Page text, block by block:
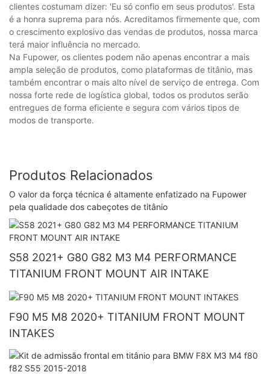
clientes costumam dizer: 'Eu só confio em seus produtos'. Esta
é a honra suprema para nós. Acreditamos firmemente que, com
o crescimento explosivo das vendas de produtos, nossa marca
terá maior influência no mercado.
Na Fupower, os clientes podem não apenas encontrar a mais
ampla seleção de produtos, como plataformas de titânio, mas
também encontrar o mais alto nível de serviço de entrega. Com
nossa forte rede de logística global, todos os produtos serão
entregues de forma eficiente e segura com vários tipos de
modos de transporte.
Produtos Relacionados
O valor da força técnica é altamente enfatizado na Fupower
pela qualidade dos cabeçotes de titânio
S58 2021+ G80 G82 M3 M4 PERFORMANCE
TITANIUM FRONT MOUNT AIR INTAKE
F90 M5 M8 2020+ TITANIUM FRONT MOUNT
INTAKES